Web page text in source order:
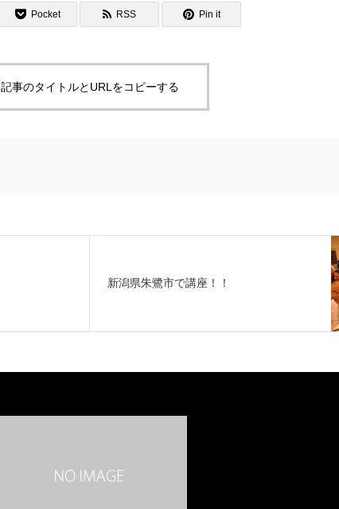
Pocket RSS Pin it
記事のタイトルとURLをコピーする
新潟県朱鷺市で講座！！